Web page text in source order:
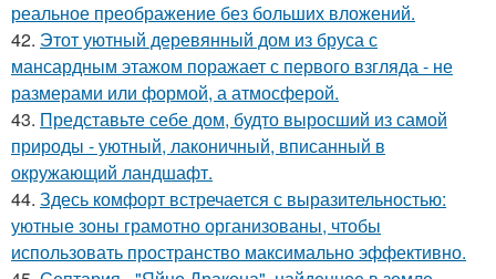
реальное преображение без больших вложений.
42. Этот уютный деревянный дом из бруса с
мансардным этажом поражает с первого взгляда - не
размерами или формой, а атмосферой.
43. Представьте себе дом, будто выросший из самой
природы - уютный, лаконичный, вписанный в
окружающий ландшафт.
44. Здесь комфорт встречается с выразительностью:
уютные зоны грамотно организованы, чтобы
использовать пространство максимально эффективно.